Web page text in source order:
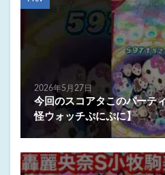
2026年5月27日
今回のスコアタこのパーテ
怪ウォッチぷにぷに】